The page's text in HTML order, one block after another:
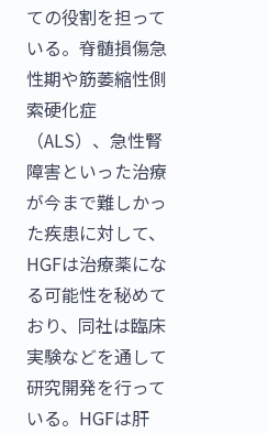
ての役割を担って
いる。脊髄損傷急
性期や筋萎縮性側
索硬化症
（ALS）、急性腎
障害といった治療
が今まで難しかっ
た疾患に対して、
HGFは治療薬にな
る可能性を秘めて
おり、同社は臨床
実験などを通して
研究開発を行って
いる。HGFは肝